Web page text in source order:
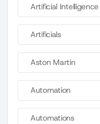
Artificial Intelligence
Artificials
Aston Martin
Automation
Automations